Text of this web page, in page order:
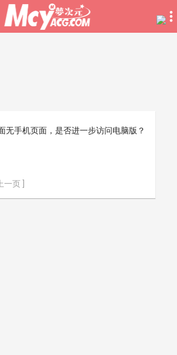
无手机页面，是否进一步访问电脑版？
一页 ]